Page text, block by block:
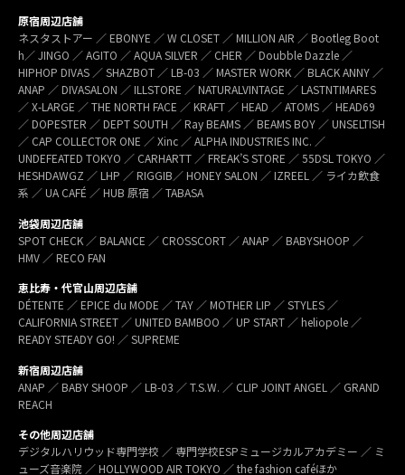
原宿周辺店舗
ネスタストアー ／ EBONYE ／ W CLOSET ／ MILLION AIR ／ Bootleg Boot
h／ JINGO ／ AGITO ／ AQUA SILVER ／ CHER ／ Doubble Dazzle ／
HIPHOP DIVAS ／ SHAZBOT ／ LB-03 ／ MASTER WORK ／ BLACK ANNY ／
ANAP ／ DIVASALON ／ ILLSTORE ／ NATURALVINTAGE ／ LASTNTIMARES
／ X-LARGE ／ THE NORTH FACE ／ KRAFT ／ HEAD ／ ATOMS ／ HEAD69
／ DOPESTER ／ DEPT SOUTH ／ Ray BEAMS ／ BEAMS BOY ／ UNSELTISH
／ CAP COLLECTOR ONE ／ Xinc ／ ALPHA INDUSTRIES INC. ／
UNDEFEATED TOKYO ／ CARHARTT ／ FREAK’S STORE ／ 55DSL TOKYO ／
HESHDAWGZ ／ LHP ／ RIGGIB／ HONEY SALON ／ IZREEL ／ ライカ飲食
系 ／ UA CAFÉ ／ HUB 原宿 ／ TABASA
池袋周辺店舗
SPOT CHECK ／ BALANCE ／ CROSSCORT ／ ANAP ／ BABYSHOOP ／
HMV ／ RECO FAN
恵比寿・代官山周辺店舗
DÉTENTE ／ EPICE du MODE ／ TAY ／ MOTHER LIP ／ STYLES ／
CALIFORNIA STREET ／ UNITED BAMBOO ／ UP START ／ heliopole ／
READY STEADY GO! ／ SUPREME
新宿周辺店舗
ANAP ／ BABY SHOOP ／ LB-03 ／ T.S.W. ／ CLIP JOINT ANGEL ／ GRAND
REACH
その他周辺店舗
デジタルハリウッド専門学校 ／ 専門学校ESPミュージカルアカデミー ／ ミ
ューズ音楽院 ／ HOLLYWOOD AIR TOKYO ／ the fashion caféほか